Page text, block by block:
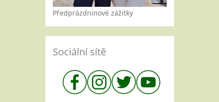
Předprázdninové zážitky
Sociální sítě